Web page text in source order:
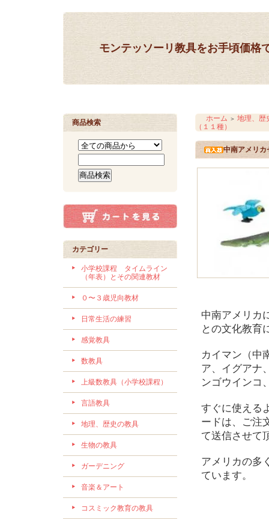
モンテッソーリ教具をお手頃価格
商品検索
カテゴリー
小学校課程 タイムライン
（年表）とその関連教材
０〜３歳児向教材
日常生活の練習
感覚教具
数教具
上級数教具（小学校課程）
言語教具
地理、歴史の教具
生物の教具
ガーデニング
音楽＆アート
コスミック教育の教具
ホーム ＞ 地理、歴
（１１種）
中南アメリカ
中南アメリカ
との文化教育
カイマン（中
ア、イグアナ
ンゴウインコ
すぐに使える
ードは、ご注
て送信させて
アメリカの多
ています。